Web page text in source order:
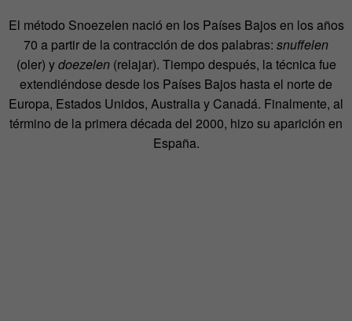
El método Snoezelen nació en los Países Bajos en los años
70 a partir de la contracción de dos palabras: snuffelen
(oler) ydoezelen(relajar). Tiempo después, la técnica fue
extendiéndose desde los Países Bajos hasta el norte de
Europa, Estados Unidos, Australia y Canadá. Finalmente, al
término de la primera década del 2000, hizo su aparición en
España.